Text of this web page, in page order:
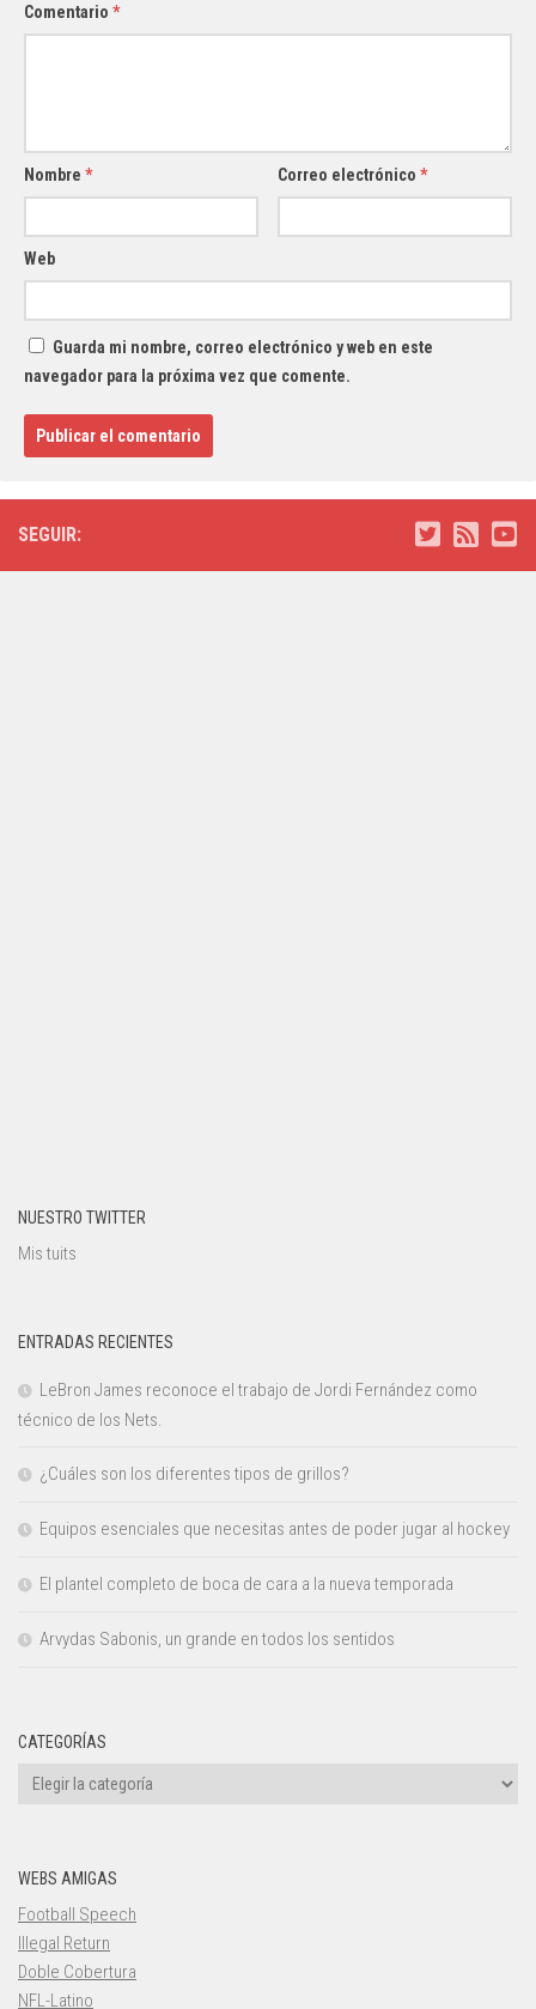
Comentario *
Nombre * Correo electrónico*
Web
Guarda mi nombre, correo electrónico y web en este
navegador para la próxima vez que comente.
SEGUIR:
NUESTRO TWITTER
Mis tuits
ENTRADAS RECIENTES
LeBron James reconoce el trabajo de Jordi Fernández como
técnico de los Nets.
¿Cuáles son los diferentes tipos de grillos?
Equipos esenciales que necesitas antes de poder jugar al hockey
El plantel completo de boca de cara a la nueva temporada
Arvydas Sabonis, un grande en todos los sentidos
CATEGORÍAS
Categorías
WEBS AMIGAS
Football Speech
Illegal Return
Doble Cobertura
NFL-Latino